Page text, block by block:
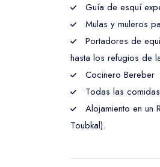
Guía de esquí
Mulas y muleros
Portadores de
hasta los refugios de
Cocinero Bereber
Todas las
Alojamiento en un
Toubkal).